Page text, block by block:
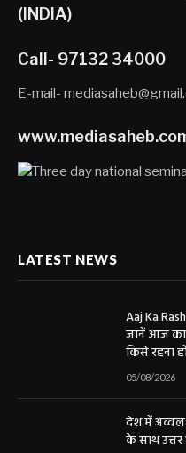
(INDIA)
Call- 97132 34000
E-mail-
LATEST NEWS
Aaj Ka
जानें आज
किसे रहना
05/08/2026
देश में
के साथ उत्तर